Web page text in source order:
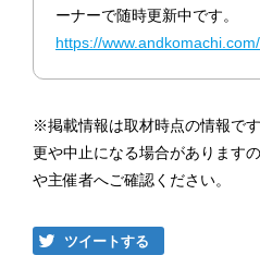
ーナーで随時更新中です。
https://
※掲載情報は取材時点の情報で
更や中止になる場合があります
や主催者へご確認ください。
ツイートする